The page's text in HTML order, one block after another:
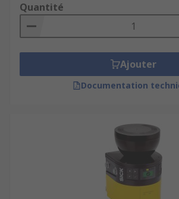
Quantité
Ajouter
Documentation